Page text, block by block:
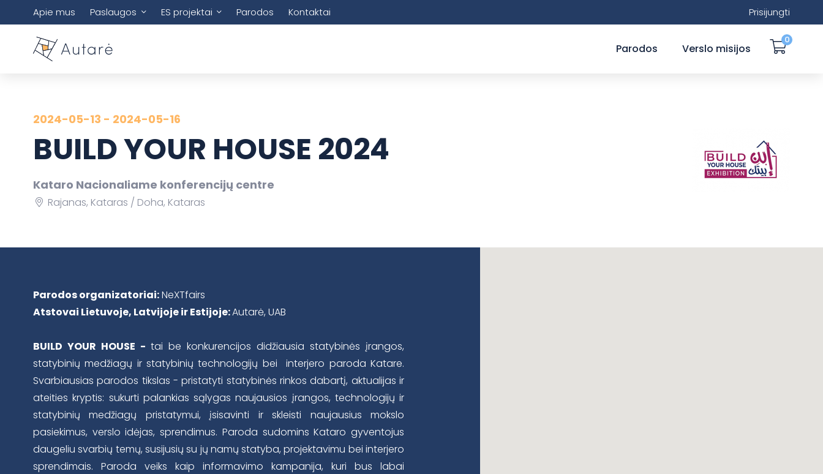
Apie mus Paslaugos ES projektai Parodos Kontaktai Prisijungti
Parodos Verslo misijos
0
2024-05-13 - 2024-05-16
BUILD YOUR HOUSE 2024
Kataro Nacionaliame konferencijų centre
Rajanas, Kataras Doha, Kataras
Parodos organizatoriai:NeXTfairs
Atstovai Lietuvoje, Latvijoje ir Estijoje:Autarė, UAB
BUILD YOUR HOUSE - tai be konkurencijos didžiausia statybinės įrangos,
statybinių medžiagų ir statybinių technologijų bei interjero paroda Katare.
Svarbiausias parodos tikslas - pristatyti statybinės rinkos dabartį, aktualijas ir
ateities kryptis: sukurti palankias sąlygas naujausios įrangos, technologijų ir
statybinių medžiagų pristatymui, įsisavinti ir skleisti naujausius mokslo
pasiekimus, verslo idėjas, sprendimus. Paroda sudomins Kataro gyventojus
daugeliu svarbių temų, susijusių su jų namų statyba, projektavimu bei interjero
sprendimais. Paroda veiks kaip informavimo kampanija, kuri bus labai